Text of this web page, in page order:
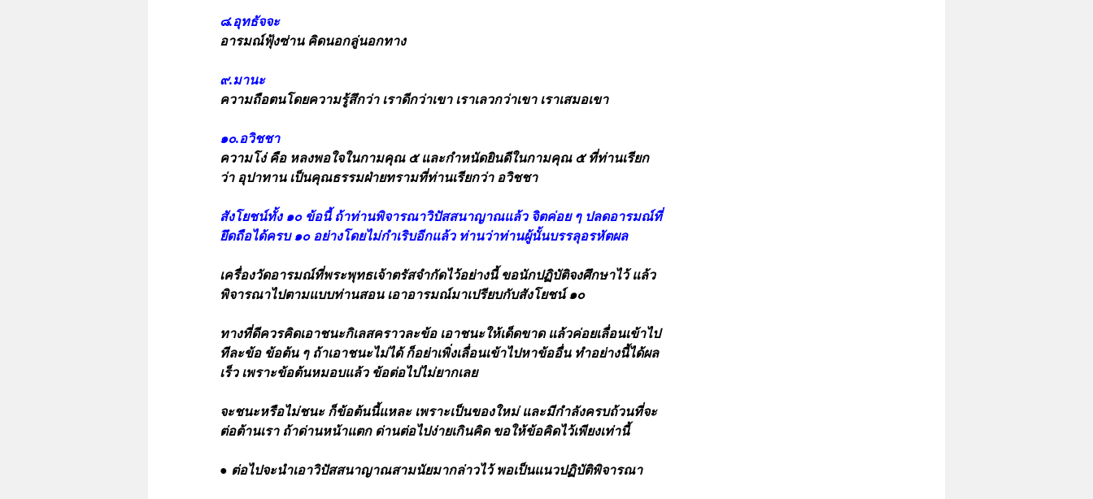
๘.อุทธัจจะ
อารมณ์ฟุ้งซ่าน คิดนอกลู่นอกทาง
๙.มานะ
ความถือตนโดยความรู้สึกว่า เราดีกว่าเขา เราเลวกว่าเขา เราเสมอเขา
๑๐.อวิชชา
ความโง่ คือ หลงพอใจในกามคุณ ๕ และกำหนัดยินดีในกามคุณ ๕ ที่ท่านเรียก
ว่า อุปาทาน เป็นคุณธรรมฝ่ายทรามที่ท่านเรียกว่า อวิชชา
สังโยชน์ทั้ง ๑๐ ข้อนี้ ถ้าท่านพิจารณาวิปัสสนาญาณแล้ว จิตค่อย ๆ ปลดอารมณ์ที่
ยึดถือได้ครบ ๑๐ อย่างโดยไม่กำเริบอีกแล้ว ท่านว่าท่านผู้นั้นบรรลุอรหัตผล
เครื่องวัดอารมณ์ที่พระพุทธเจ้าตรัสจำกัดไว้อย่างนี้ ขอนักปฏิบัติจงศึกษาไว้ แล้ว
พิจารณาไปตามแบบท่านสอน เอาอารมณ์มาเปรียบกับสังโยชน์ ๑๐
ทางที่ดีควรคิดเอาชนะกิเลสคราวละข้อ เอาชนะให้เด็ดขาด แล้วค่อยเลื่อนเข้าไป
ทีละข้อ ข้อต้น ๆ ถ้าเอาชนะไม่ได้ ก็อย่าเพิ่งเลื่อนเข้าไปหาข้ออื่น ทำอย่างนี้ได้ผล
เร็ว เพราะข้อต้นหมอบแล้ว ข้อต่อไปไม่ยากเลย
จะชนะหรือไม่ชนะ ก็ข้อต้นนี้แหละ เพราะเป็นของใหม่ และมีกำลังครบถ้วนที่จะ
ต่อต้านเรา ถ้าด่านหน้าแตก ด่านต่อไปง่ายเกินคิด ขอให้ข้อคิดไว้เพียงเท่านี้
● ต่อไปจะนำเอาวิปัสสนาญาณสามนัยมากล่าวไว้ พอเป็นแนวปฏิบัติพิจารณา